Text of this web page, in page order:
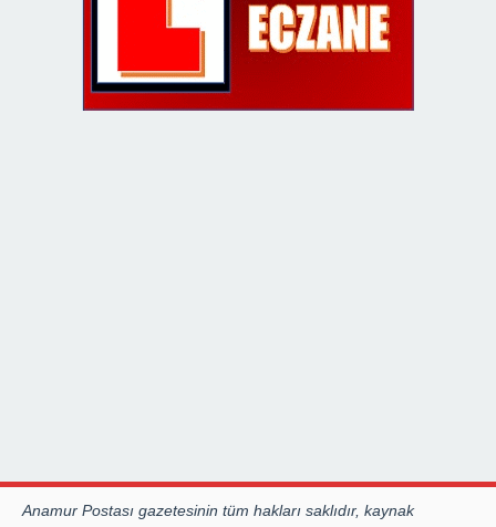
Anamur Postası gazetesinin tüm hakları saklıdır, kaynak